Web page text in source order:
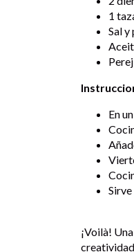
1
Sal
En
¡Voilà!